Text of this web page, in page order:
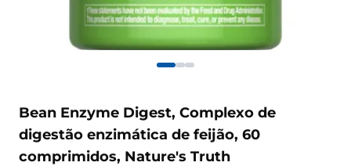
Bean Enzyme Digest, Complexo de
digestão enzimática de feijão, 60
comprimidos, Nature's Truth